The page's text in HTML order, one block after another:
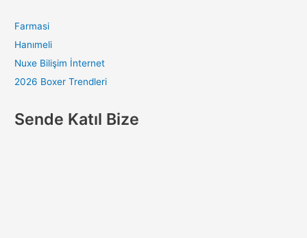
Farmasi
Hanımeli
Nuxe Bilişim İnternet
2026 Boxer Trendleri
Sende Katıl Bize